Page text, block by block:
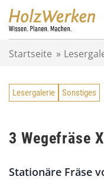
Startseite »
Lesergalerie Sonstiges
3 Wegefräse
Stationäre Fräse